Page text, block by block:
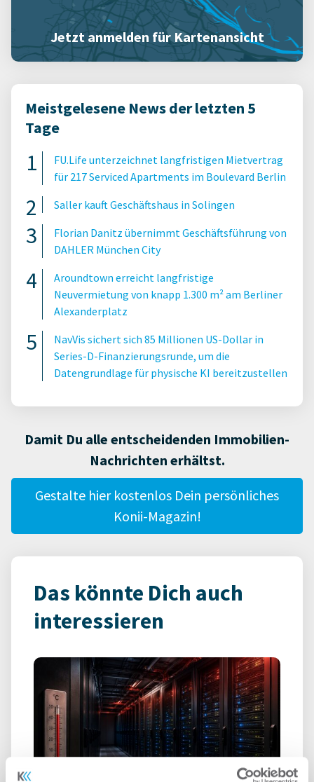
Jetzt anmelden für Kartenansicht
Meistgelesene News der letzten 5
Tage
FU.Life unterzeichnet langfristigen Mietvertrag
für 217 Serviced Apartments im Boulevard Berlin
Saller kauft Geschäftshaus in Solingen
Florian Danitz übernimmt Geschäftsführung von
DAHLER München City
Aroundtown erreicht langfristige
Neuvermietung von knapp 1.300 m² am Berliner
Alexanderplatz
NavVis sichert sich 85 Millionen US-Dollar in
Series-D-Finanzierungsrunde, um die
Datengrundlage für physische KI bereitzustellen
Damit Du alle entscheidenden Immobilien-
Nachrichten erhältst.
Gestalte hier kostenlos Dein persönliches
Konii-Magazin!
Das könnte Dich auch
interessieren